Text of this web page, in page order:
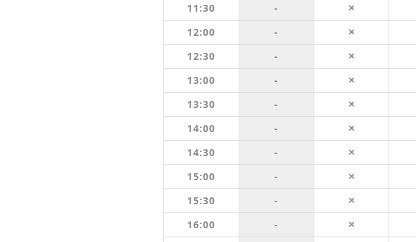
11:30 - ✕
12:00 - ✕
12:30 - ✕
13:00 - ✕
13:30 - ✕
14:00 - ✕
14:30 - ✕
15:00 - ✕
15:30 - ✕
16:00 - ✕